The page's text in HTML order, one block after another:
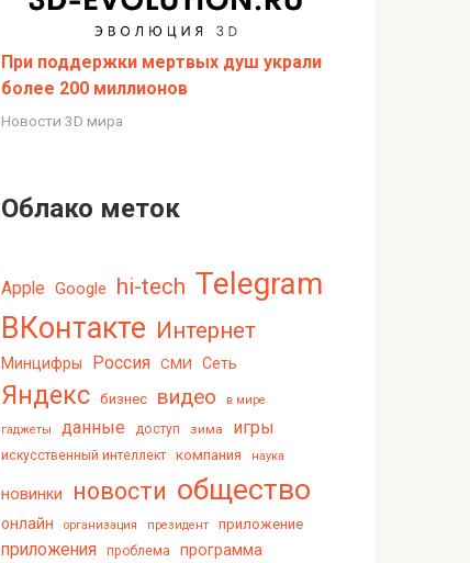
При поддержки мертвых душ украли
более 200 миллионов
Новости 3D мира
Облако меток
Apple Google hi-tech Telegram
ВКонтакте Интернет
Минцифры Россия СМИ Сеть
Яндекс бизнес видео в мире
гаджеты данные доступ зима игры
искусственный интеллект компания наука
новинки новости общество
онлайн организация президент приложение
приложения проблема программа